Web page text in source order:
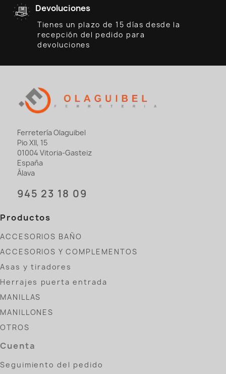
Devoluciones
Tienes un plazo de 15 días desde la
recepción del pedido para
devoluciones
Ferretería Olaguibel
Pio XII, 15
01004 Vitoria-Gasteiz
España
Álava
945 23 18 09
Productos
ACCESORIOS BAÑO
ACCESORIOS Y COMPLEMENTOS
Asas y tiradores
Herrajes puerta entrada
MANILLAS
MANILLONES
OTROS
Cuenta
Seguimiento del pedido